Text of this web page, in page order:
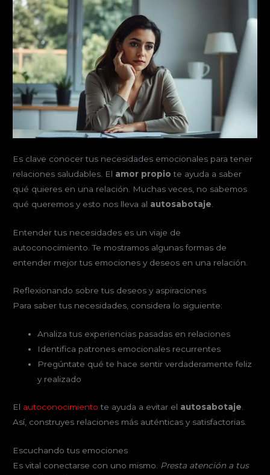
Es clave conocer tus necesidades emocionales para tener
relaciones saludables. El amor propio te ayuda a saber
qué quieres en una relación. Muchas veces, no sabemos
qué queremos y esto nos lleva al autosabotaje
Entender tus necesidades es un viaje de
autoconocimiento. Te mostramos algunas formas de
entender mejor tus emociones y deseos en una relación.
Reflexionando sobre tus deseos y aspiraciones
Para saber tus necesidades, considera lo siguiente:
Analiza tus experiencias pasadas en relaciones
Identifica patrones emocionales recurrentes
Pregúntate qué te hace sentir verdaderamente feliz
y realizado
El autoconocimiento te ayuda a evitar el autosabotaje
Así, construyes relaciones más auténticas y satisfactorias.
Escuchando tus emociones
Es vital conectarse con uno mismo.
Presta atención a tus